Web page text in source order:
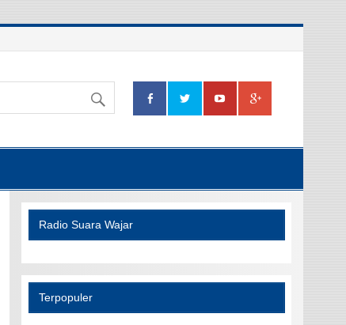
Radio Suara Wajar
Terpopuler